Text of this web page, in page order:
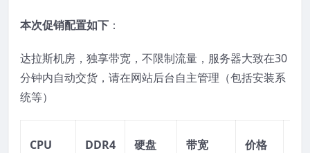
本次促销配置如下 ：
达拉斯机房，独享带宽，不限制流量，服务器大致在30
分钟内自动交货，请在网站后台自主管理（包括安装系
统等）
CPU DDR4 硬盘 带宽 价格